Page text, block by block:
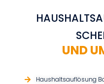
UND
Haushaltsauflösung